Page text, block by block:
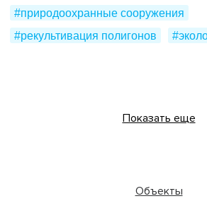
#природоохранные сооружения
#рекультивация полигонов
Показать еще
Объекты